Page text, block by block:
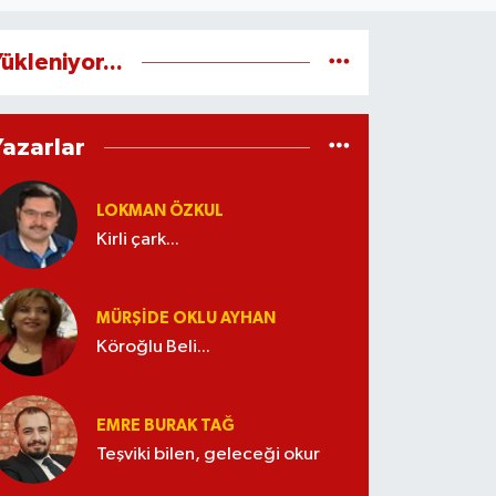
LOKMAN ÖZKUL
Kirli çark...
MÜRŞIDE OKLU AYHAN
Köroğlu Beli...
EMRE BURAK TAĞ
Teşviki bilen, geleceği okur